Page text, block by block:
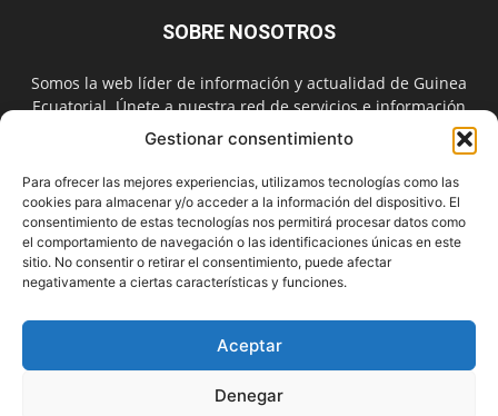
Gestionar consentimiento
Para ofrecer las mejores experiencias, utilizamos tecnologías como las
cookies para almacenar y/o acceder a la información del dispositivo. El
consentimiento de estas tecnologías nos permitirá procesar datos como
el comportamiento de navegación o las identificaciones únicas en este
sitio. No consentir o retirar el consentimiento, puede afectar
negativamente a ciertas características y funciones.
Aceptar
Denegar
SOBRE NOSOTROS
Somos la web líder de información y actualidad de Guinea
Ecuatorial. Únete a nuestra red de servicios e información
digital también en las redes sociales.
Contáctanos:info@guineainfomarket.com
SÍGUENOS
Asóciate